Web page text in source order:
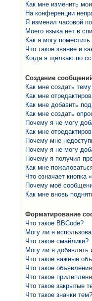
Как мне изменить
На конференции
Я изменил часовой
Моего языка нет в
Как я могу
Что такое звание и
Когда я щёлкаю по
Создание
Как мне создать
Как мне
Как мне добавить
Как мне создать
Почему я не могу
Как мне
Почему мне
Почему я не могу
Почему я получил
Как мне
Что означает кнопка
Почему моё
Как мне вновь
Форматирование
Что такое BBCode?
Могу ли я
Что такое смайлики?
Могу ли я добавлять
Что такое важные
Что такое
Что такое
Что такое закрытые
Что такое значки тем?